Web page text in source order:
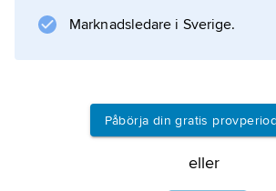
dem
).
Information om artikeln
Marknadsledare i Sverige.
Påbörja din gratis provperiod
eller